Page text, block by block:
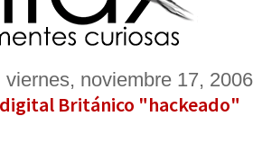
viernes, noviembre 17, 2006
Británico "hackeado"